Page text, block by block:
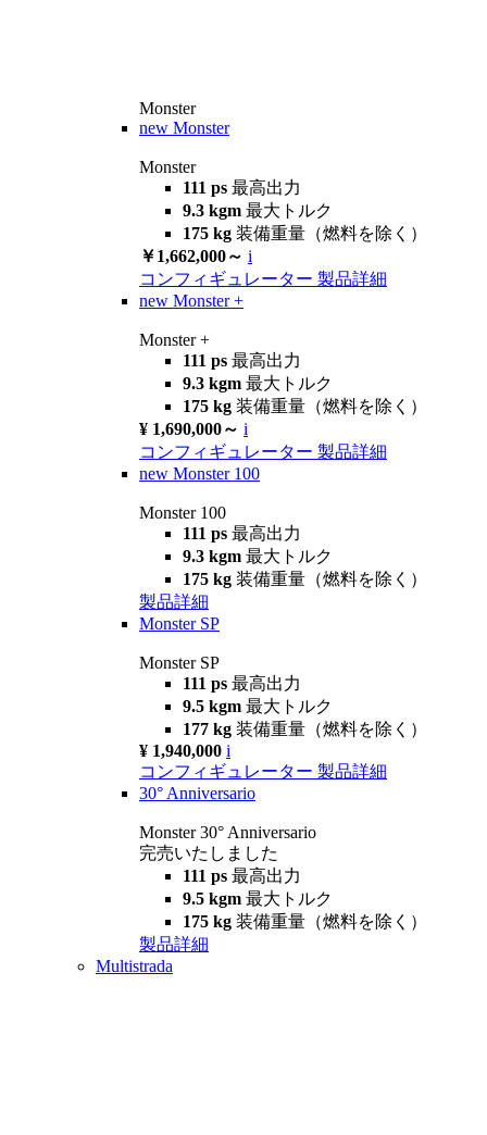
Monster
new Monster
Monster
111 ps 最高出力
9.3 kgm 最大トルク
175 kg 装備重量（燃料を除く）
￥1,662,000～ i
コンフィギュレーター 製品詳細
new Monster +
Monster +
111 ps 最高出力
9.3 kgm 最大トルク
175 kg 装備重量（燃料を除く）
¥ 1,690,000～ i
コンフィギュレーター 製品詳細
new Monster 100
Monster 100
111 ps 最高出力
9.3 kgm 最大トルク
175 kg 装備重量（燃料を除く）
製品詳細
Monster SP
Monster SP
111 ps 最高出力
9.5 kgm 最大トルク
177 kg 装備重量（燃料を除く）
¥ 1,940,000 i
コンフィギュレーター 製品詳細
30° Anniversario
Monster 30° Anniversario
完売いたしました
111 ps 最高出力
9.5 kgm 最大トルク
175 kg 装備重量（燃料を除く）
製品詳細
Multistrada